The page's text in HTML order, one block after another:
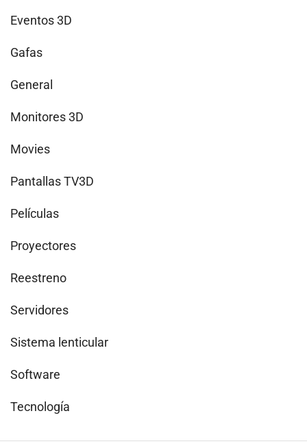
Eventos 3D
Gafas
General
Monitores 3D
Movies
Pantallas TV3D
Películas
Proyectores
Reestreno
Servidores
Sistema lenticular
Software
Tecnología